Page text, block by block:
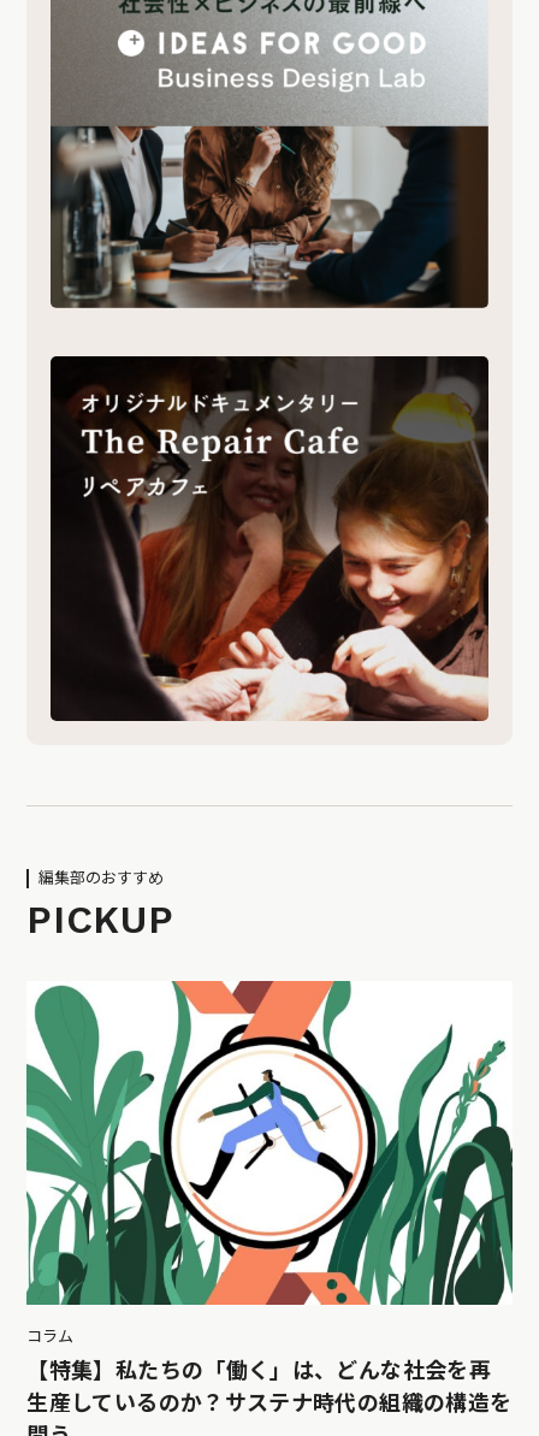
編集部のおすすめ
PICKUP
コラム
【特集】私たちの「働く」は、どんな社会を再
生産しているのか？サステナ時代の組織の構造を